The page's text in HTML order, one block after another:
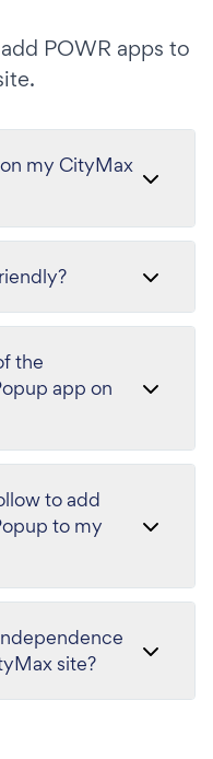
POWR apps to
my CityMax
the
app on
to add
to my
site?